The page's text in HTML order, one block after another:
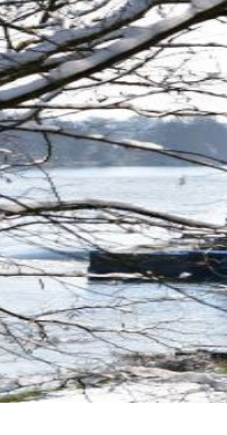
Vie Pratique Les Élus